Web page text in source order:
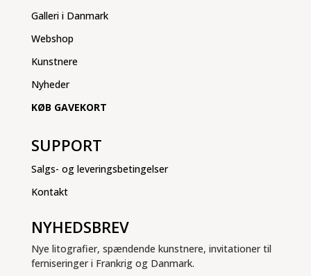
Galleri i Danmark
Webshop
Kunstnere
Nyheder
KØB GAVEKORT
SUPPORT
Salgs- og leveringsbetingelser
Kontakt
NYHEDSBREV
Nye litografier, spændende kunstnere, invitationer til
ferniseringer i Frankrig og Danmark.